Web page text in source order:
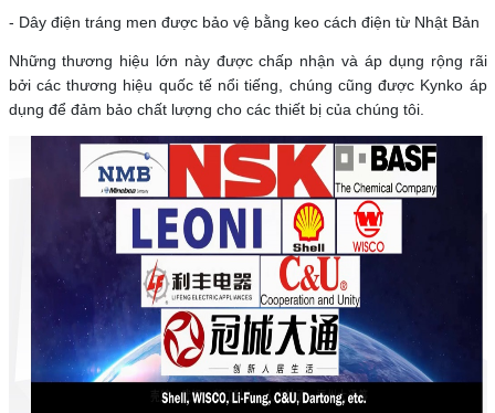
- Dây điện tráng men được bảo vệ bằng keo cách điện từ Nhật Bản
Những thương hiệu lớn này được chấp nhận và áp dụng rộng rãi
bởi các thương hiệu quốc tế nổi tiếng, chúng cũng được Kynko áp
dụng để đảm bảo chất lượng cho các thiết bị của chúng tôi.